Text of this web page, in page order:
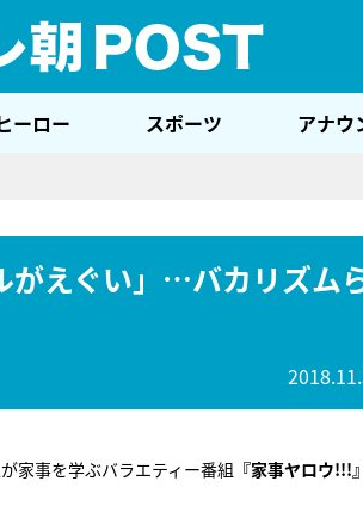
ーロー スポーツ アナウ
がえぐい」…バカリズム
家事を学ぶバラエティー番組 『家事ヤロウ!!!』